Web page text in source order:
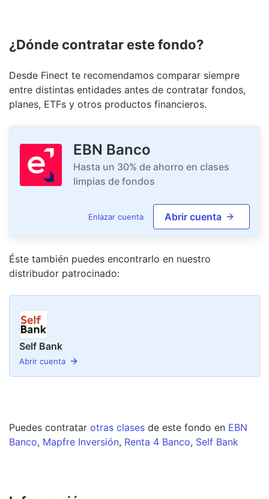
¿Dónde contratar este fondo?
Desde Finect te recomendamos comparar siempre
entre distintas entidades antes de contratar fondos,
planes, ETFs y otros productos financieros.
EBN Banco
Hasta un 30% de ahorro en clases
limpias de fondos
Enlazar cuenta Abrir cuenta
Éste también puedes encontrarlo en nuestro
distribudor patrocinado:
Self Bank
Abrir cuenta
Puedes contratar otras clases de este fondo en EBN
Banco, Mapfre Inversión, Renta 4 Banco, Self Bank